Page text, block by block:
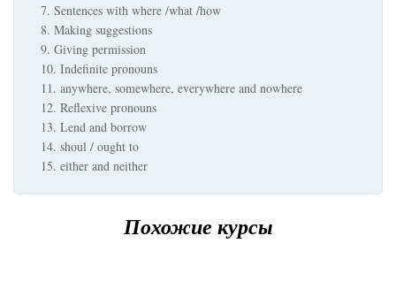
7. Sentences with where /what /how
8. Making suggestions
9. Giving permission
10. Indefinite pronouns
11. anywhere, somewhere, everywhere and nowhere
12. Reflexive pronouns
13. Lend and borrow
14. shoul / ought to
15. either and neither
Похожие курсы